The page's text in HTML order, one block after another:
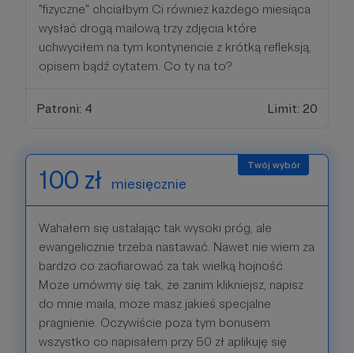
"fizyczne" chciałbym Ci również każdego miesiąca
wysłać drogą mailową trzy zdjęcia które
uchwyciłem na tym kontynencie z krótką refleksją,
opisem bądź cytatem. Co ty na to?
Patroni: 4 Limit: 20
100 zł miesięcznie
Wahałem się ustalając tak wysoki próg, ale
ewangelicznie trzeba nastawać. Nawet nie wiem za
bardzo co zaofiarować za tak wielką hojność.
Może umówmy się tak, że zanim klikniejsz, napisz
do mnie maila, może masz jakieś specjalne
pragnienie. Oczywiście poza tym bonusem
wszystko co napisałem przy 50 zł aplikuję się